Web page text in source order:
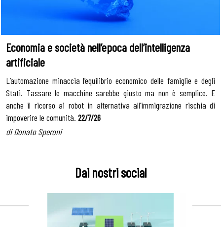
Economia e società nell’epoca dell’intelligenza
artificiale
L’automazione minaccia l’equilibrio economico delle famiglie e degli
Stati. Tassare le macchine sarebbe giusto ma non è semplice. E
anche il ricorso ai robot in alternativa all’immigrazione rischia di
impoverire le comunità. 22/7/26
di Donato Speroni
Dai nostri social